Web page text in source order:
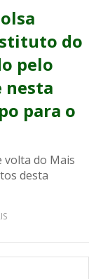
do
pelo
nesta
para o
volta do Mais
desta